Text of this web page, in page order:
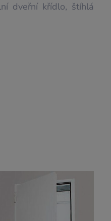
dveřní křídlo, štíhlá